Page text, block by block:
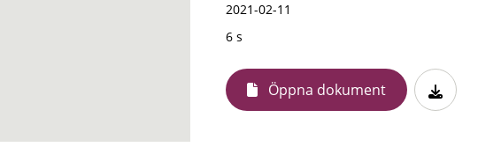
2021-02-11
6 s
Öppna dokument